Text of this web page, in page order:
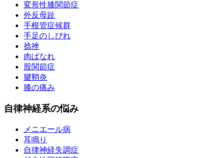
変形性膝関節症
外反母趾
手根管症候群
手足のしびれ
捻挫
肉ばなれ
股関節症
腱鞘炎
膝の痛み
自律神経系の悩み
メニエール病
耳鳴り
自律神経失調症